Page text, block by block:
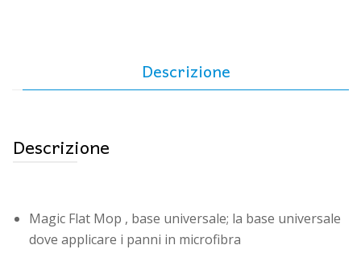
Descrizione
Descrizione
Magic Flat Mop , base universale; la base universale
dove applicare i panni in microfibra